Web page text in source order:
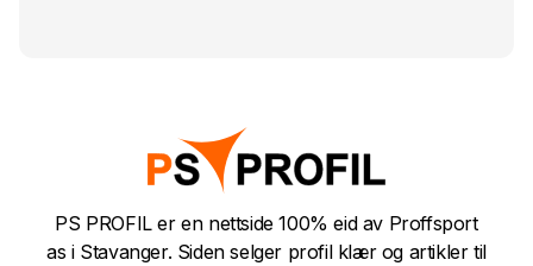
PS PROFIL er en nettside 100% eid av Proffsport
as i Stavanger. Siden selger profil klær og artikler til